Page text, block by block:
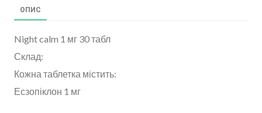
ОПИС
Night calm 1 мг 30 табл
Склад:
Кожна таблетка містить:
Есзопіклон 1 мг